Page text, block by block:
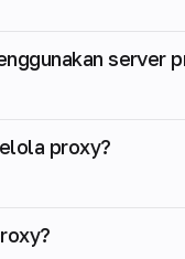
server
proxy?